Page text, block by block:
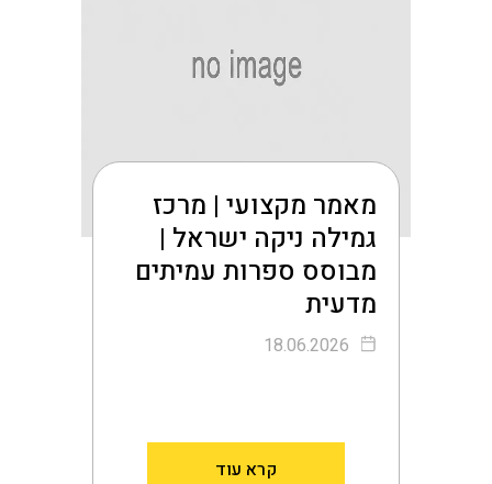
מאמר מקצועי | מרכז
גמילה ניקה ישראל |
מבוסס ספרות עמיתים
מדעית
18.06.2026
קרא עוד